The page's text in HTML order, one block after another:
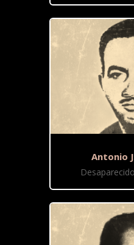
Antonio